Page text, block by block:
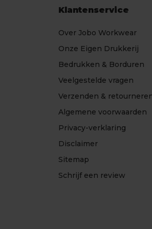
Klantenservice
Over Jobo Workwear
Onze Eigen Drukkerij
Bedrukken & Borduren
Veelgestelde vragen
Verzenden &
Algemene voorwaarden
Privacy-verklaring
Disclaimer
Sitemap
Schrijf een review